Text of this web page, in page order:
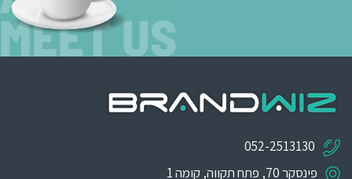
052-2513130
פינסקר 70, פתח תקווה, קומה 1